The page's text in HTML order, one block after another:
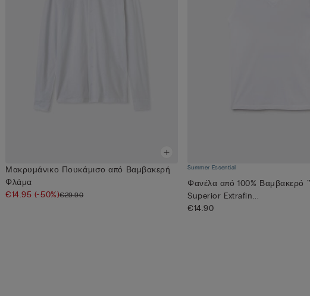
Μακρυμάνικο Πουκάμισο από Βαμβακερή
Φλάμα
€14.95 (-50%)€29.90
Summer Essential
Φανέλα από 100% Βαμβακερό
Superior Extrafin...
€14.90